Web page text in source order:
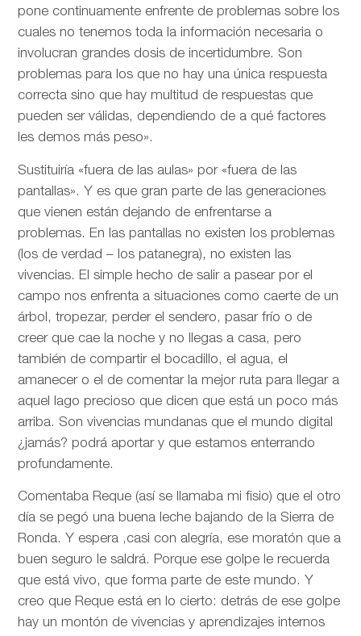
pone continuamente enfrente de problemas sobre los
cuales no tenemos toda la información necesaria o
involucran grandes dosis de incertidumbre. Son
problemas para los que no hay una única respuesta
correcta sino que hay multitud de respuestas que
pueden ser válidas, dependiendo de a qué factores
les demos más peso».
Sustituiría «fuera de las aulas» por «fuera de las
pantallas». Y es que gran parte de las generaciones
que vienen están dejando de enfrentarse a
problemas. En las pantallas no existen los problemas
(los de verdad – los patanegra), no existen las
vivencias. El simple hecho de salir a pasear por el
campo nos enfrenta a situaciones como caerte de un
árbol, tropezar, perder el sendero, pasar frío o de
creer que cae la noche y no llegas a casa, pero
también de compartir el bocadillo, el agua, el
amanecer o el de comentar la mejor ruta para llegar a
aquel lago precioso que dicen que está un poco más
arriba. Son vivencias mundanas que el mundo digital
¿jamás? podrá aportar y que estamos enterrando
profundamente.
Comentaba Reque (así se llamaba mi fisio) que el otro
día se pegó una buena leche bajando de la Sierra de
Ronda. Y espera ,casi con alegría, ese moratón que a
buen seguro le saldrá. Porque ese golpe le recuerda
que está vivo, que forma parte de este mundo. Y
creo que Reque está en lo cierto: detrás de ese golpe
hay un montón de vivencias y aprendizajes internos